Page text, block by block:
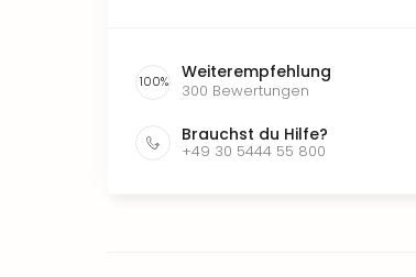
100% Weiterempfehlung
300 Bewertungen
Brauchst du Hilfe?
+49 30 5444 55 800